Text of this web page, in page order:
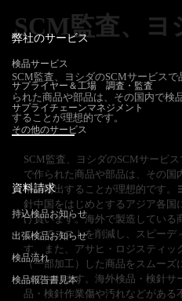
SCM監査、ヨ
SCM監査、ヨシダのSCMサービス
られた商品や部品は、その国内で検
することが理想的です。
SCM監査、ヨシダのSCMサービス
で作られた商品や部品は、その国
本に輸出することが理想的です。
針中国をはじめとするアジア各国
け負います。海外で製造している
ことでコストを削減し、スピーデ
す。また、アサヒ・ロジスティッ
（一部加工）した商品をスムーズ
っております。海外検品・検針サ
品・検針作業傷や汚れなどがある
弊社のサービス
検品サービス
サプライヤー＆工場 調査・監査
サプライチェーンマネジメント
その他のサービス
資料請求
持込検品お知らせ
出張検品お知らせ
検品流れ
検品報告書見本